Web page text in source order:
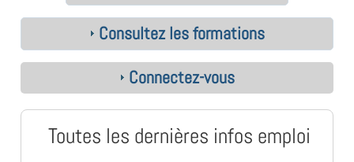
Consultez les formations
Connectez-vous
Toutes les dernières infos emploi